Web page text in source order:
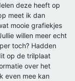
deze heeft op
meet ik dan
mooie grafiekjes
willen meer echt
toch? Hadden
op de trilplaat
over het
even mee kan